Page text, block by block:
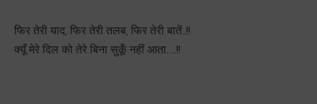
फिर तेरी याद, फिर तेरी तलब, फिर तेरी बातें..!!
क्यूँ मेरे दिल को तेरे बिना सुकूँ नहीं आता….!!